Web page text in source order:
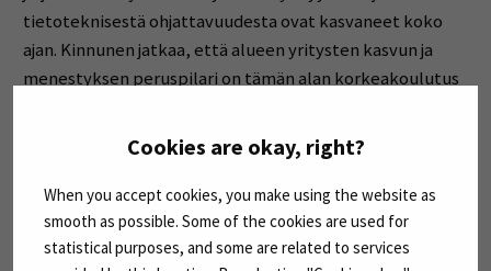
Cookies are okay, right?
When you accept cookies, you make using the website as
smooth as possible. Some of the cookies are used for
statistical purposes, and some are related to services
tietoteknisestä ohjattavuudesta ovat kasvaneet koko
ajan. Kinnunen jatkaa, että alueen yritysten kasvun ja
menestyksen peruspilari on tämän alan korkeakoulutus
Opetus- ja kulttuuriministeriön päätöstiedote asiasta >
(Avautuu uuteen ikkunaan)